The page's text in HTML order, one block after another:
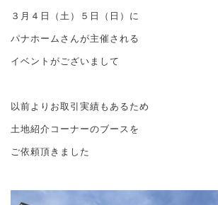
３月４日（土）５日（日）に
パナホームさんが主催される
イベントがございまして
以前よりお取引実績もあるため
土地紹介コーナーのブースを
ご依頼頂きました